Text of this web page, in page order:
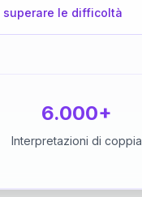
superare le difficoltà
6.000+
Interpretazioni di coppia